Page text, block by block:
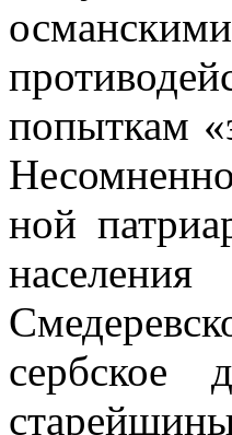
попыткам
ной
сербское